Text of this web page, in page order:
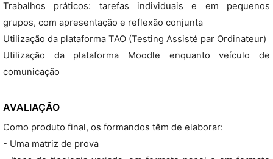
Trabalhos práticos: tarefas individuais e em pequenos
grupos, com apresentação e reflexão conjunta
Utilização da plataforma TAO (Testing Assisté par Ordinateur)
Utilização da plataforma Moodle enquanto veículo de
comunicação
AVALIAÇÃO
Como produto final, os formandos têm de elaborar:
- Uma matriz de prova